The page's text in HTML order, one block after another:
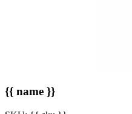
{{ name }}